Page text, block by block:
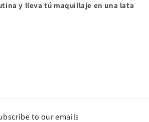
y lleva tú maquillaje en una lata
to our emails